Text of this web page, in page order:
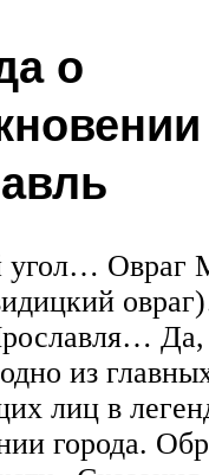
о
Овраг
Да,
из
лиц в
города.